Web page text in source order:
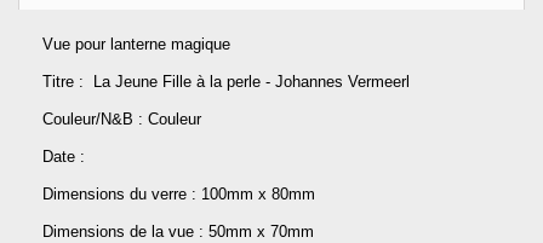
Vue pour lanterne magique
Titre : La Jeune Fille à la perle - Johannes Vermeerl
Couleur/N&B : Couleur
Date :
Dimensions du verre : 100mm x 80mm
Dimensions de la vue : 50mm x 70mm